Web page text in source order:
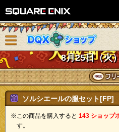
8月25日（火
ニューを閉じる
ソルシエールの服セット[FP]
※この商品を購入すると 143 ショップ
す。